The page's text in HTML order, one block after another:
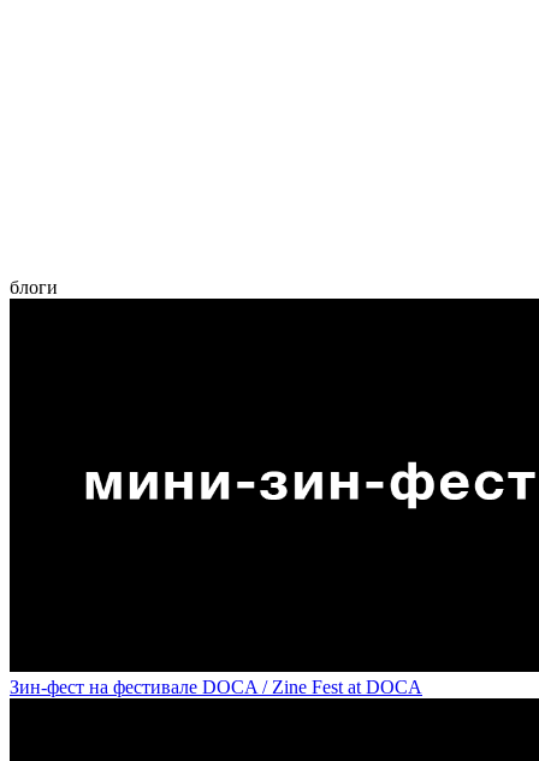
блоги
Зин-фест на фестивале DOCA / Zine Fest at DOCA